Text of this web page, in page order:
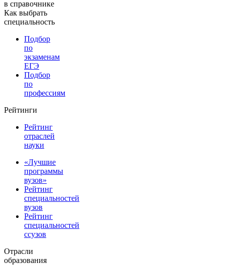
в справочнике
Как выбрать
специальность
Подбор
по
экзаменам
ЕГЭ
Подбор
по
профессиям
Рейтинги
Рейтинг
отраслей
науки
«Лучшие
программы
вузов»
Рейтинг
специальностей
вузов
Рейтинг
специальностей
ссузов
Отрасли
образования